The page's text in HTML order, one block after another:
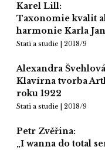
Karel Lill:
Taxonomie kvalit
harmonie Karla
Stati a studie | 2018/9
Alexandra
Klavírna tvorba
roku 1922
Stati a studie | 2018/9
Petr Zvěřina:
„I wanna do total